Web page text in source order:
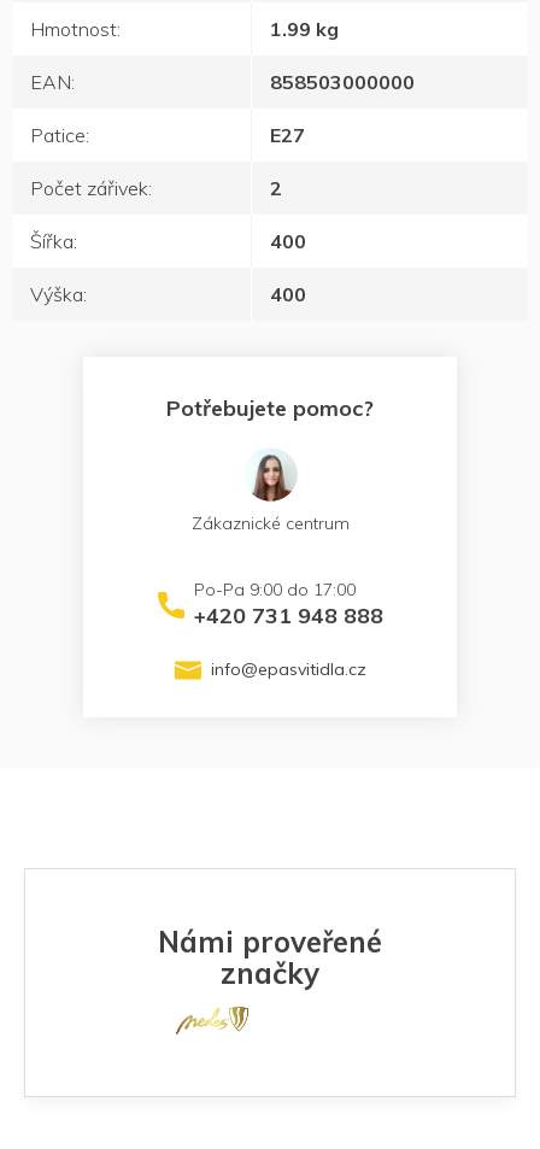
Hmotnost: 1.99 kg
EAN: 858503000000
Patice: E27
Počet zářivek: 2
Šířka: 400
Výška: 400
Potřebujete pomoc?
Zákaznické centrum
+420 731 948 888
info@epasvitidla.cz
Námi proveřené
značky